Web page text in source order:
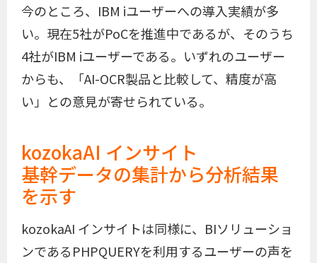
今のところ、IBM iユーザーへの導入実績が多
い。現在5社がPoCを推進中であるが、そのうち
4社がIBM iユーザーである。いずれのユーザー
からも、「AI-OCR製品と比較して、精度が高
い」との意見が寄せられている。
kozokaAI インサイト
基幹データの集計から分析結果
を示す
kozokaAI インサイトは同様に、BIソリューショ
ンであるPHPQUERYを利用するユーザーの声を